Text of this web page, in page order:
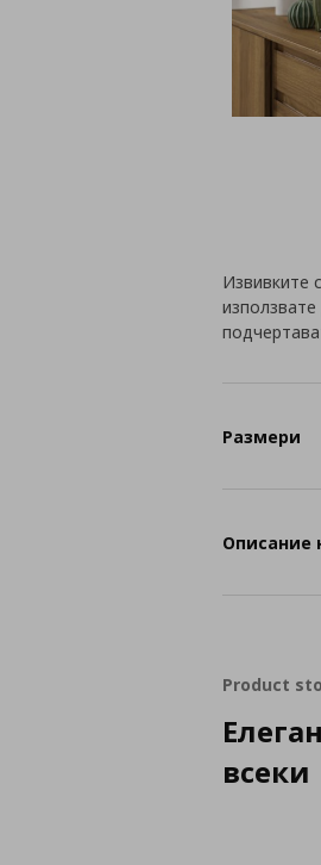
Извивките
Размери
Описание
Product
всеки